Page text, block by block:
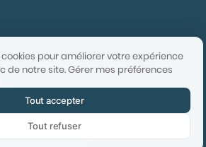
| Tech & Website powered by
Confidentialité
pour améliorer votre expérience
de notre site.Gérer mes préférences
Tout accepter
Tout refuser